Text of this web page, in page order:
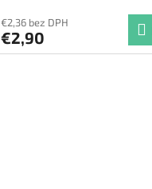
€2,36 bez DPH
€2,90